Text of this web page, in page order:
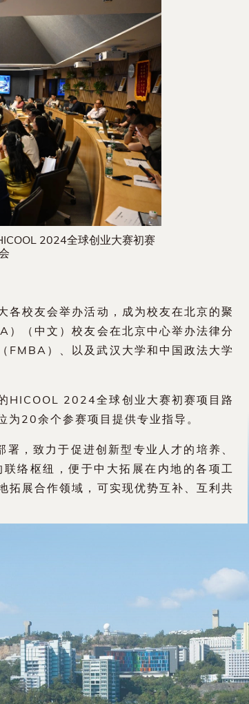
2024全球创业大赛初赛
各校友会举办活动，成为校友在北京的聚
（中文）校友会在北京中心举办法律分
FMBA）、以及武汉大学和中国政法大学
HICOOL 2024全球创业大赛初赛项目路
20余个参赛项目提供专业指导。
，致力于促进创新型专业人才的培养、
络枢纽，便于中大拓展在内地的各项工
拓展合作领域，可实现优势互补、互利共